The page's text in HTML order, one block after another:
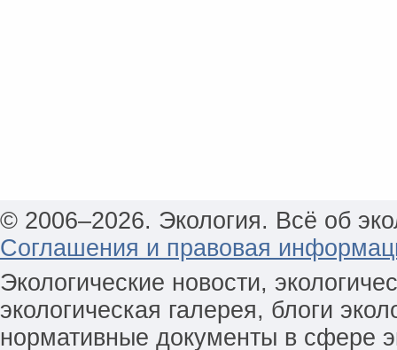
© 2006–2026. Экология. Всё об
Соглашения и правовая
Экологические новости,
экологическая галерея, блоги
нормативные документы в сфере